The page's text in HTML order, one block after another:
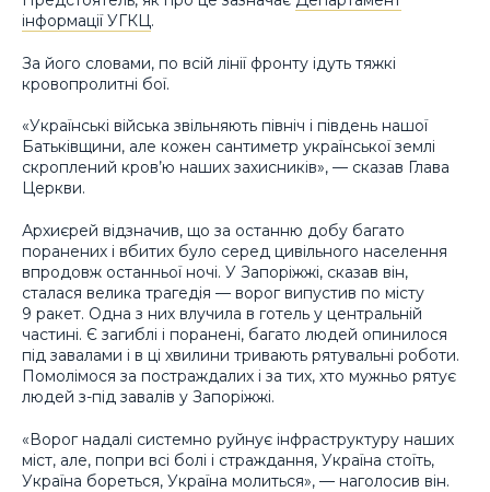
інформації УГКЦ.
За його словами, по всій лінії фронту ідуть тяжкі
кровопролитні бої.
«Українські війська звільняють північ і південь нашої
Батьківщини, але кожен сантиметр української землі
скроплений кров’ю наших захисників», — сказав Глава
Церкви.
Архиєрей відзначив, що за останню добу багато
поранених і вбитих було серед цивільного населення
впродовж останньої ночі. У Запоріжжі, сказав він,
сталася велика трагедія — ворог випустив по місту
9 ракет. Одна з них влучила в готель у центральній
частині. Є загиблі і поранені, багато людей опинилося
під завалами і в ці хвилини тривають рятувальні роботи.
Помолімося за постраждалих і за тих, хто мужньо рятує
людей з-під завалів у Запоріжжі.
«Ворог надалі системно руйнує інфраструктуру наших
міст, але, попри всі болі і страждання, Україна стоїть,
Україна бореться, Україна молиться», — наголосив він.